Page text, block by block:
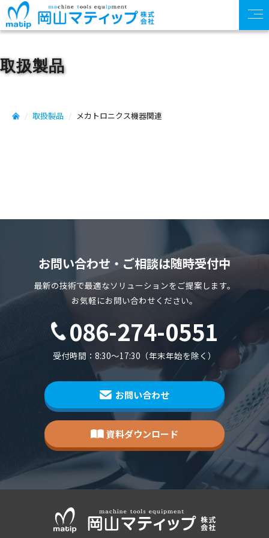
取扱製品
取扱製品 メカトロニクス機器関連
お問い合わせ・ご相談は随時受付中
最新の技術で最適なソリューションをご提案します。
お気軽にお問い合わせください。
086-274-0551
受付時間：8:30～17:30（年末年始を除く）
お問い合わせ
資料ダウンロード